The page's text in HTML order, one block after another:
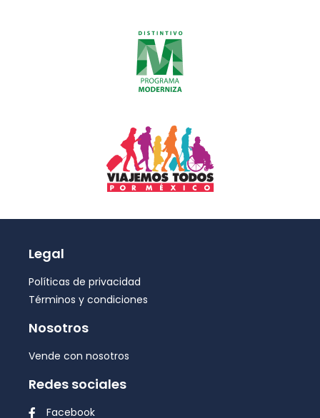
Legal
Políticas de privacidad
Términos y condiciones
Nosotros
Vende con nosotros
Redes sociales
Facebook